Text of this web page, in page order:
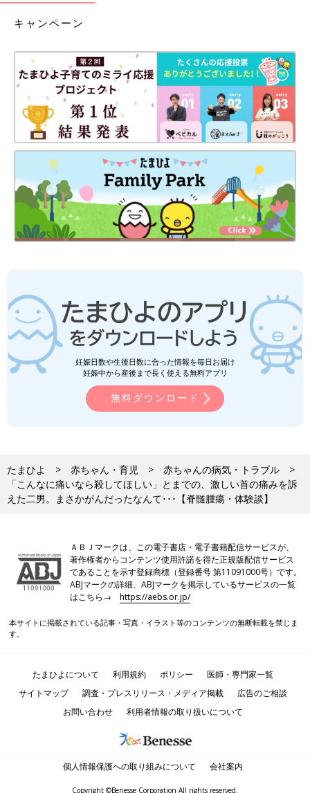
キャンペーン
妊娠日数や生後日数に合った情報を毎日お届け
妊娠中から産後まで長く使える無料アプリ
無料ダウンロード
たまひよ 赤ちゃん・育児
赤ちゃんの病気・トラブル
「こんなに痛いなら殺してほしい」とまでの、激しい首の痛みを訴
えた二男。まさかがんだったなんて･･･【脊髄腫瘍・体験談】
ＡＢＪマークは、この電子書店・電子書籍配信サービスが、
著作権者からコンテンツ使用許諾を得た正規版配信サービス
であることを示す登録商標（登録番号 第11091000号）です。
ABJマークの詳細、ABJマークを掲示しているサービスの一覧
はこちら→https://aebs.or.jp/
本サイトに掲載されている記事・写真・イラスト等のコンテンツの無断転載を禁じま
す。
たまひよについて 利用規約 ポリシー
医師・専門家一覧
サイトマップ
調査・プレスリリース・メディア掲載
広告のご相談
お問い合わせ
利用者情報の取り扱いについて
個人情報保護への取り組みについて 会社案内
Copyright ©Benesse Corporation All rights reserved.